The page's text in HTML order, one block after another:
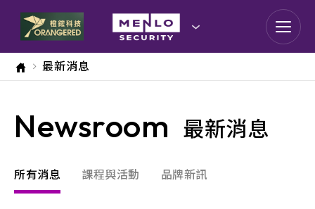
goldennet
最新消息
Newsroom 最新消息
所有消息 課程與活動 品牌新訊